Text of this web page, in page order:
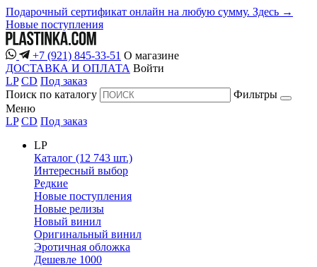
Подарочный сертификат онлайн на любую сумму. Здесь →
Новые поступления
+7 (921) 845-33-51 О магазине
ДОСТАВКА И ОПЛАТА Войти
LP CD Под заказ
Поиск по каталогу
Фильтры
Меню
LP CD Под заказ
LP
Каталог (12 743 шт.)
Интересный выбор
Редкие
Новые поступления
Новые релизы
Новый винил
Оригинальный винил
Эротичная обложка
Дешевле 1000